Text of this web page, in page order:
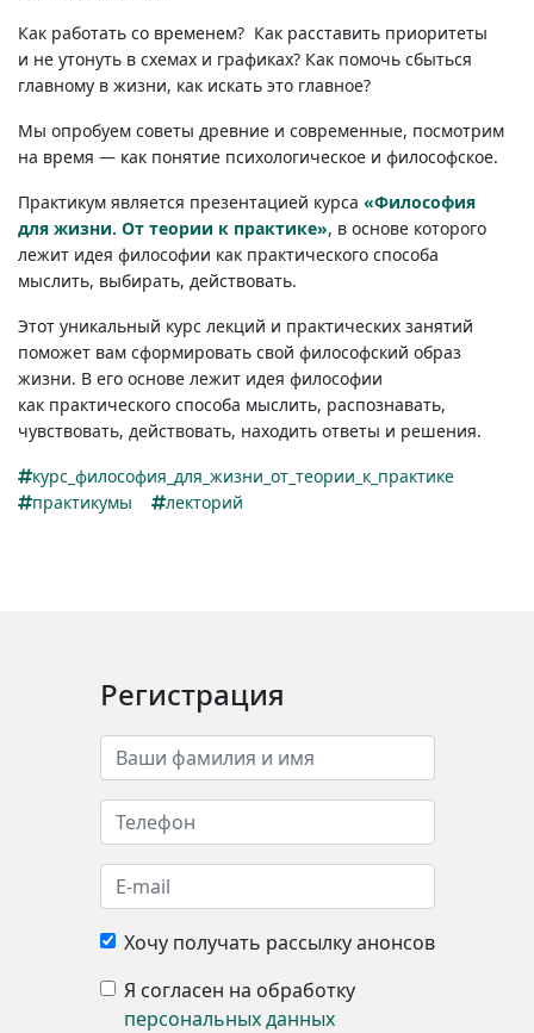
Как работать со временем? Как расставить приоритеты
и не утонуть в схемах и графиках? Как помочь сбыться
главному в жизни, как искать это главное?
Мы опробуем советы древние и современные, посмотрим
на время — как понятие психологическое и философское.
Практикум является презентацией курса «Философия
для жизни. От теории к практике», в основе которого
лежит идея философии как практического способа
мыслить, выбирать, действовать.
Этот уникальный курс лекций и практических занятий
поможет вам сформировать свой философский образ
жизни. В его основе лежит идея философии
как практического способа мыслить, распознавать,
чувствовать, действовать, находить ответы и решения.
курс_философия_для_жизни_от_теории_к_практике
практикумы
лекторий
Регистрация
Хочу получать рассылку анонсов
Я согласен на обработку
персональных данных